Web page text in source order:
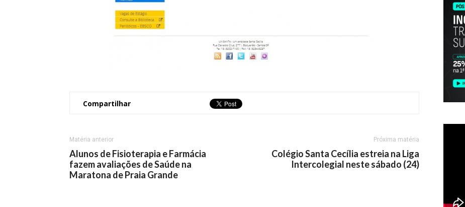
Compartilhar
Matéria anterior
Alunos de Fisioterapia e Farmácia
fazem avaliações de Saúde na
Maratona de Praia Grande
Próxima matéria
Colégio Santa Cecília estreia na Liga
Intercolegial neste sábado (24)